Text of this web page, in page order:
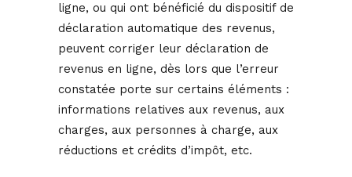
ligne, ou qui ont bénéficié du dispositif de
déclaration automatique des revenus,
peuvent corriger leur déclaration de
revenus en ligne, dès lors que l’erreur
constatée porte sur certains éléments :
informations relatives aux revenus, aux
charges, aux personnes à charge, aux
réductions et crédits d’impôt, etc.